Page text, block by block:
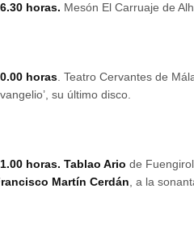
horas. Mesón El Carruaje de
horas . Teatro Cervantes de
su último disco.
horas. Tablao Ario de
Martín Cerdán , a la